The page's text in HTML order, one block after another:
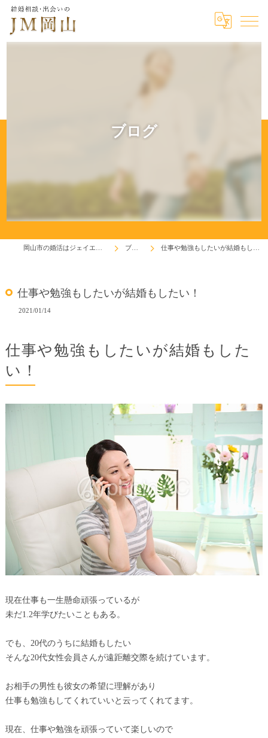
ブログ
ブログ 仕事や勉強もしたいが結婚もしたい！
仕事や勉強もしたいが結婚もしたい！
2021/01/14
仕事や勉強もしたいが結婚もした
い！
現在仕事も一生懸命頑張っているが
未だ1.2年学びたいこともある。
でも、20代のうちに結婚もしたい
そんな20代女性会員さんが遠距離交際を続けています。
お相手の男性も彼女の希望に理解があり
仕事も勉強もしてくれていいと云ってくれてます。
現在、仕事や勉強を頑張っていて楽しいので